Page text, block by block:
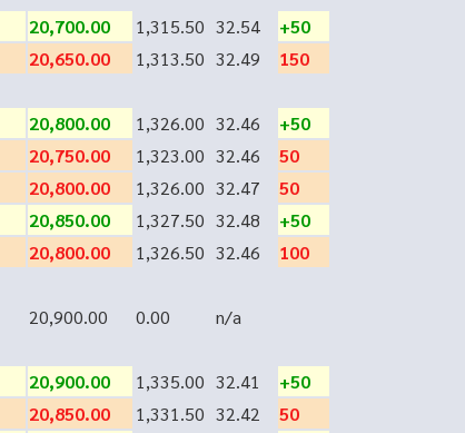
20,700.00 1,315.50 32.54
+50
20,650.00 1,313.50 32.49
150
20,800.00 1,326.00 32.46
+50
20,750.00 1,323.00 32.46
50
20,800.00 1,326.00 32.47
50
20,850.00 1,327.50 32.48
+50
20,800.00 1,326.50 32.46
100
20,900.00 0.00
n/a
20,900.00 1,335.00 32.41
+50
20,850.00 1,331.50 32.42
50